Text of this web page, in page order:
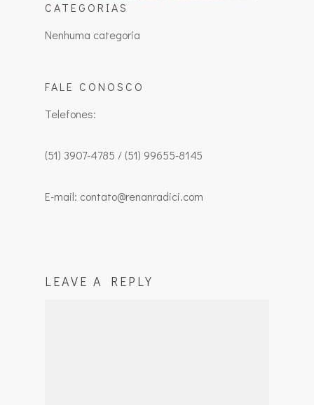
CATEGORIAS
Nenhuma categoria
FALE CONOSCO
Telefones:
(51) 3907-4785 / (51) 99655-8145
E-mail: contato@renanradici.com
LEAVE A REPLY